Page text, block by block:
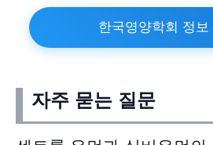
한국영양학회 정보
자주 묻는 질문